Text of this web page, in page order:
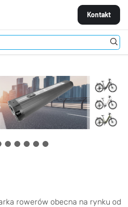
Kontakt
rowerów obecna na rynku od